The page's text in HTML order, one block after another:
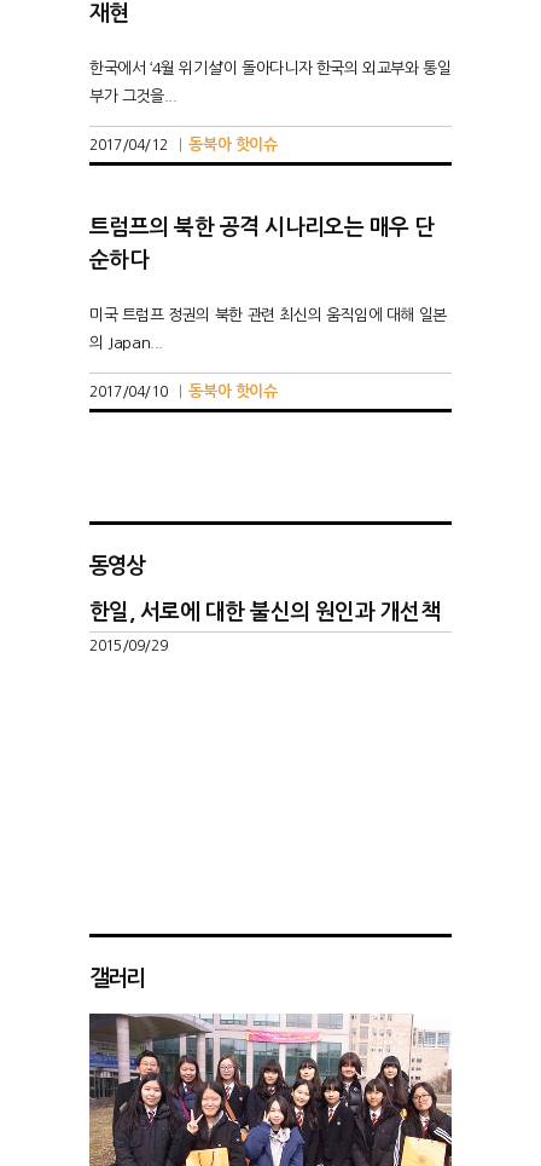
재현
한국에서 ‘4월 위기설’이 돌아다니자 한국의 외교부와 통일
부가 그것을...
2017/04/12 |동북아 핫이슈
트럼프의 북한 공격 시나리오는 매우 단
순하다
미국 트럼프 정권의 북한 관련 최신의 움직임에 대해 일본
의 Japan...
2017/04/10 |동북아 핫이슈
동영상
한일, 서로에 대한 불신의 원인과 개선책
2015/09/29
갤러리